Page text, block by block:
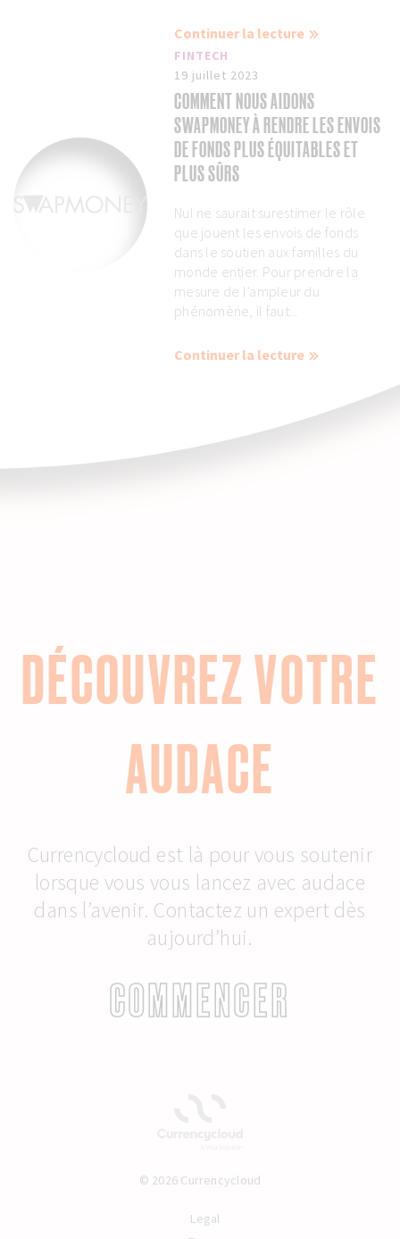
Continuer la lecture
FINTECH
19 juillet 2023
COMMENT NOUS AIDONS
SWAPMONEY À RENDRE LES ENVOIS
DE FONDS PLUS ÉQUITABLES ET
PLUS SÛRS
Nul ne saurait surestimer le rôle
que jouent les envois de fonds
dans le soutien aux familles du
monde entier. Pour prendre la
mesure de l’ampleur du
phénomène, il faut...
Continuer la lecture
DÉCOUVREZ VOTRE
AUDACE
Currencycloud est là pour vous soutenir
lorsque vous vous lancez avec audace
dans l’avenir. Contactez un expert dès
aujourd’hui.
COMMENCER
© 2026 Currencycloud
Legal